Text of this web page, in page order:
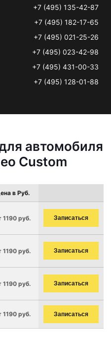
+7 (495) 135-42-87
+7 (495) 182-17-65
+7 (495) 021-25-26
+7 (495) 023-42-98
+7 (495) 431-00-33
+7 (495) 128-01-88
автомобиля
Custom
в Руб.
1190 руб. Записаться
1190 руб. Записаться
1190 руб. Записаться
1190 руб. Записаться